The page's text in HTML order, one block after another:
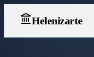
Helenizarte